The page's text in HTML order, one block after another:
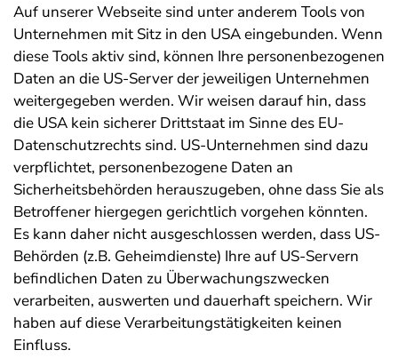
Auf unserer Webseite sind unter anderem Tools von
Unternehmen mit Sitz in den USA eingebunden. Wenn
diese Tools aktiv sind, können Ihre personenbezogenen
Daten an die US-Server der jeweiligen Unternehmen
weitergegeben werden. Wir weisen darauf hin, dass
die USA kein sicherer Drittstaat im Sinne des EU-
Datenschutzrechts sind. US-Unternehmen sind dazu
verpflichtet, personenbezogene Daten an
Sicherheitsbehörden herauszugeben, ohne dass Sie als
Betroffener hiergegen gerichtlich vorgehen könnten.
Es kann daher nicht ausgeschlossen werden, dass US-
Behörden (z.B. Geheimdienste) Ihre auf US-Servern
befindlichen Daten zu Überwachungszwecken
verarbeiten, auswerten und dauerhaft speichern. Wir
haben auf diese Verarbeitungstätigkeiten keinen
Einfluss.